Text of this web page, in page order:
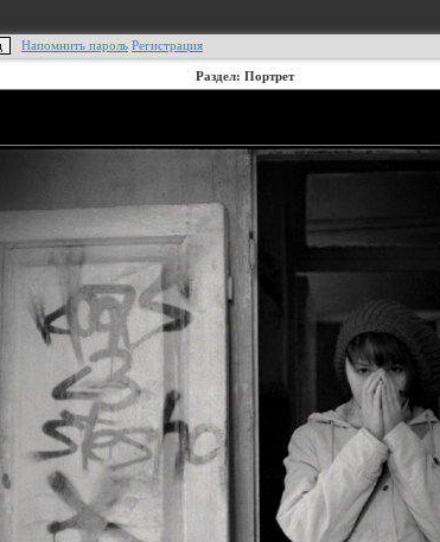
Напомнить пароль Регистрация
Раздел: Портрет